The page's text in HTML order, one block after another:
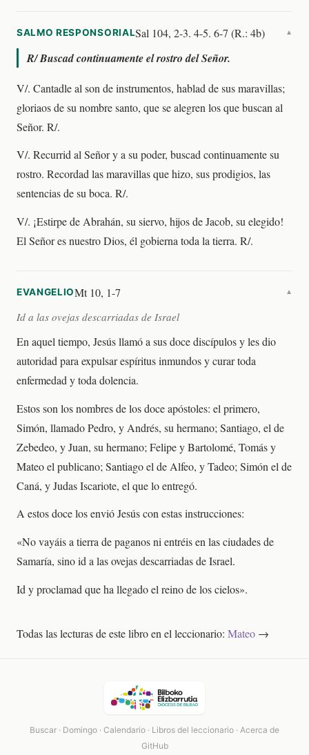
SALMO RESPONSORIALSal 104, 2-3. 4-5. 6-7 (R.: 4b) ▼
R/Buscad continuamente el rostro del Señor.
V/. Cantadle al son de instrumentos, hablad de sus maravillas;
gloriaos de su nombre santo, que se alegren los que buscan al
Señor. R/.
V/. Recurrid al Señor y a su poder, buscad continuamente su
rostro. Recordad las maravillas que hizo, sus prodigios, las
sentencias de su boca. R/.
V/. ¡Estirpe de Abrahán, su siervo, hijos de Jacob, su elegido!
El Señor es nuestro Dios, él gobierna toda la tierra. R/.
EVANGELIOMt 10, 1-7 ▼
Id a las ovejas descarriadas de Israel
En aquel tiempo, Jesús llamó a sus doce discípulos y les dio
autoridad para expulsar espíritus inmundos y curar toda
enfermedad y toda dolencia.
Estos son los nombres de los doce apóstoles: el primero,
Simón, llamado Pedro, y Andrés, su hermano; Santiago, el de
Zebedeo, y Juan, su hermano; Felipe y Bartolomé, Tomás y
Mateo el publicano; Santiago el de Alfeo, y Tadeo; Simón el de
Caná, y Judas Iscariote, el que lo entregó.
A estos doce los envió Jesús con estas instrucciones:
«No vayáis a tierra de paganos ni entréis en las ciudades de
Samaría, sino id a las ovejas descarriadas de Israel.
Id y proclamad que ha llegado el reino de los cielos».
Todas las lecturas de este libro en el leccionario: Mateo →
Buscar · Domingo · Calendario · Libros del leccionario · Acerca de
GitHub